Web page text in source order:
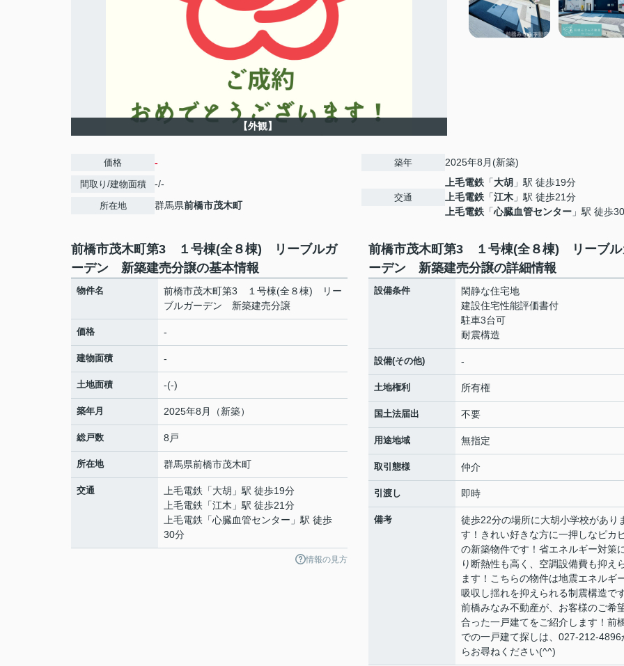
【外観】
価格 -
間取り/建物面積 -/-
所在地 群馬県前橋市茂木町
築年 2025年8月(新築)
交通
上毛電鉄 「大胡 」駅 徒歩19分
上毛電鉄 「江木 」駅 徒歩21分
上毛電鉄 「心臓血管センター 」駅 徒歩
前橋市茂木町第3 １号棟(全８棟) リーブルガ
ーデン 新築建売分譲の基本情報
物件名
前橋市茂木町第3 １号棟(全８棟) リー
ブルガーデン 新築建売分譲
価格 -
建物面積 -
土地面積 -(-)
築年月 2025年8月（新築）
総戸数 8戸
所在地 群馬県前橋市茂木町
交通 上毛電鉄 「大胡 」駅 徒歩19分
上毛電鉄 「江木 」駅 徒歩21分
上毛電鉄 「心臓血管センター 」駅 徒歩
30分
情報の見方
前橋市茂木町第3 １号棟(全８棟) リーブル
ーデン 新築建売分譲の詳細情報
設備条件
閑静な住宅地
建設住宅性能評価書付
駐車3台可
耐震構造
設備(その他) -
土地権利 所有権
国土法届出 不要
用途地域 無指定
取引態様 仲介
引渡し 即時
備考
徒歩22分の場所に大胡小学校があり
す！きれい好きな方に一押しなピカ
の新築物件です！省エネルギー対策
り断熱性も高く、空調設備費も抑え
ます！こちらの物件は地震エネルギ
吸収し揺れを抑えられる制震構造で
前橋みなみ不動産が、お客様のご希
合った一戸建てをご紹介します！前
での一戸建て探しは、027-212-4896
らお尋ねください(^^)